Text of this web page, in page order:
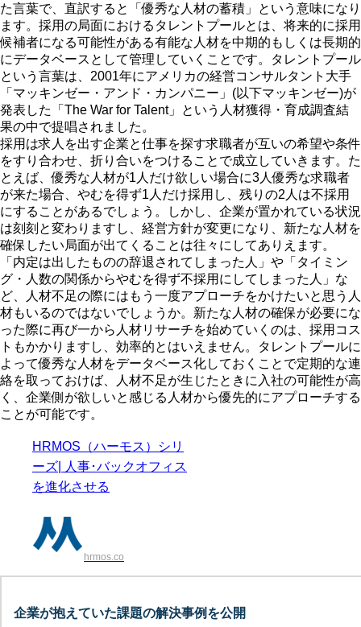
た言葉で、直訳すると「優秀な人材の蓄積」という意味になり
ます。採用の局面におけるタレントプールとは、将来的に採用
候補者になる可能性がある有能な人材を中期的もしくは長期的
にデータベースとして管理していくことです。タレントプール
という言葉は、2001年にアメリカの経営コンサルタント大手
「マッキンゼー・アンド・カンパニー」(以下マッキンゼー)が
発表した「The War for Talent」という人材獲得・育成調査結
果の中で提唱されました。
採用は求人を出す企業と仕事を探す求職者が互いの希望や条件
をすり合わせ、折り合いをつけることで成立していきます。た
とえば、優秀な人材が1人だけ欲しい場合に3人優秀な求職者
が来た場合、やむを得ず1人だけ採用し、残りの2人は不採用
にすることがあるでしょう。しかし、企業が置かれている状況
は刻刻と変わりますし、経営方針が変更になり、新たな人材を
確保したい局面が出てくることは往々にしてありえます。
「内定は出したものの辞退されてしまった人」や「タイミン
グ・人数の関係からやむを得ず不採用にしてしまった人」な
ど、人材不足の際にはもう一度アプローチをかけたいと思う人
材もいるのではないでしょうか。新たな人材の確保が必要にな
った際に再び一から人材リサーチを始めていくのは、採用コス
トもかかりますし、効率的とはいえません。タレントプールに
よって優秀な人材をデータベース化しておくことで定期的な連
絡を取っておけば、人材不足が生じたときに入社の可能性が高
く、企業側が欲しいと感じる人材から優先的にアプローチする
ことが可能です。
HRMOS（ハーモス）シリ
ーズ| 人事･バックオフィス
を進化させる
hrmos.co
企業が抱えていた課題の解決事例を公開